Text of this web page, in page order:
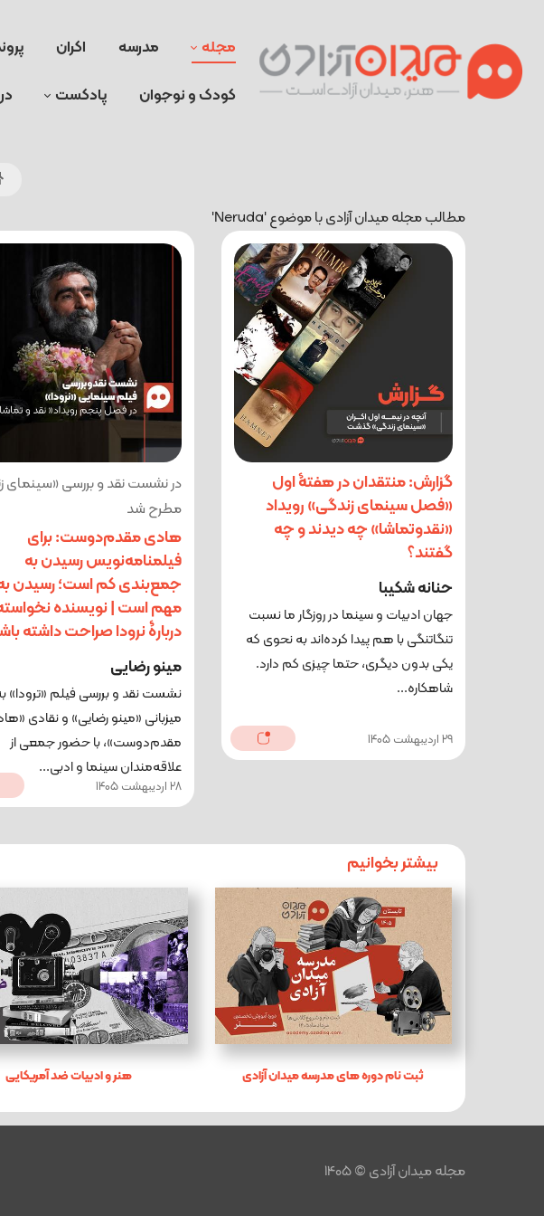
مجله مدرسه اکران
کودک و نوجوان پادکست
مطالب مجله میدان آزادی با موضوع 'Neruda'
گزارش: منتقدان در هفتۀ اول
«فصل سینمای زندگی» رویداد
«نقدوتماشا» چه دیدند و چه
گفتند؟
حنانه شکیبا
جهان ادبیات و سینما در روزگار ما نسبت
تنگاتنگی با هم پیدا کرده‌اند به نحوی که
یکی بدون دیگری، حتما چیزی کم دارد.
شاهکاره...
29 اردیبهشت 1405
در نشست نقد و بررسی «سینمای
مطرح شد
هادی مقدم‌دوست: برای
فیلمنامه‌نویس رسیدن به
جمع‌بندی کم است؛ رسیدن
مهم است | نویسنده
دربارۀ نرودا صراحت داشته
مینو رضایی
نشست نقد و بررسی فیلم «ترودا»
میزبانی «مینو رضایی» و نقادی
مقدم‌دوست»، با حضور جمعی از
علاقه‌مندان سینما و ادبی...
28 اردیبهشت 1405
بیشتر بخوانیم
ثبت نام دوره های مدرسه میدان آزادی هنر و ادبیات ضد آمریکایی
مجله میدان آزادی © 1405